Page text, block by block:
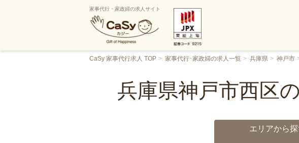
家事代行・家政婦の求人サイト
CaSy 家事代行求人 TOP 家事代行･家政婦の求人一覧 兵庫県 神戸市
兵庫県神戸市西区
エリアから